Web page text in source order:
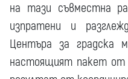
на тази съвместна
изпратени и
Центъра за градска
настоящият пакет от